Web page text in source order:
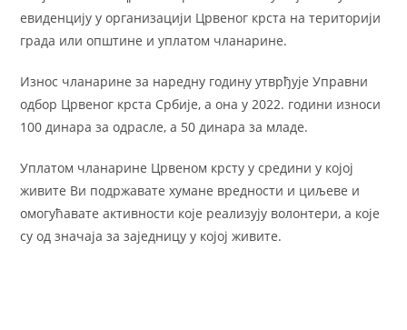
евиденцију у организацији Црвеног крста на територији
града или општине и уплатом чланарине.
Износ чланарине за наредну годину утврђује Управни
одбор Црвеног крста Србије, а она у 2022. години износи
100 динара за одрасле, а 50 динара за младе.
Уплатом чланарине Црвеном крсту у средини у којој
живите Ви подржавате хумане вредности и циљеве и
омогућавате активности које реализују волонтери, а које
су од значаја за заједницу у којој живите.